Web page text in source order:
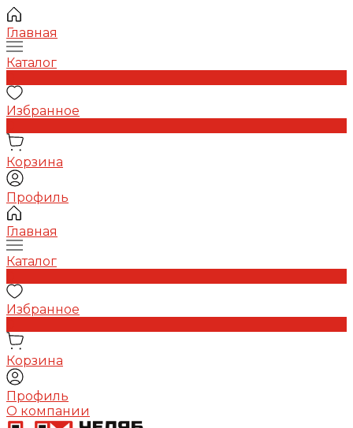
Главная
Каталог
Избранное
Корзина
Профиль
Главная
Каталог
Избранное
Корзина
Профиль
О компании